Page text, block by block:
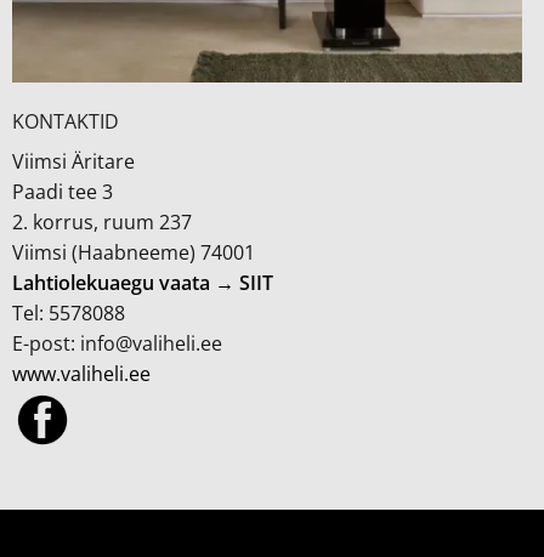
KONTAKTID
Viimsi Äritare
Paadi tee 3
2. korrus, ruum 237
Viimsi (Haabneeme) 74001
Lahtiolekuaegu vaata → SIIT
Tel: 5578088
E-post: info@valiheli.ee
www.valiheli.ee